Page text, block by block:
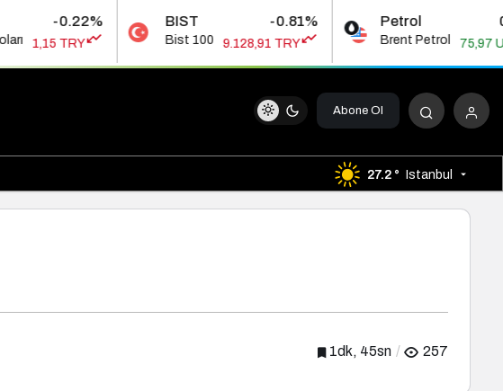
BIST -0.81%
Bist 100 9.128,91 TRY
Petrol 0.65%
Brent Petrol 75,97 USD
Abone Ol
27.2 ° Istanbul
1dk, 45sn 257